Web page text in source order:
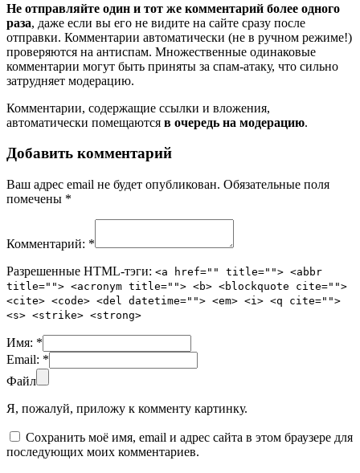
Не отправляйте один и тот же комментарий более одного
раза, даже если вы его не видите на сайте сразу после
отправки. Комментарии автоматически (не в ручном режиме!)
проверяются на антиспам. Множественные одинаковые
комментарии могут быть приняты за спам-атаку, что сильно
затрудняет модерацию.
Комментарии, содержащие ссылки и вложения,
автоматически помещаются в очередь на модерацию.
Добавить комментарий
Ваш адрес email не будет опубликован. Обязательные поля
помечены *
Комментарий: *
Разрешенные HTML-тэги: <a href="" title=""> <abbr
title=""> <acronym title=""> <b> <blockquote cite="">
<cite> <code> <del datetime=""> <em> <i> <q cite="">
<s> <strike> <strong>
Имя: *
Email: *
Файл
Я, пожалуй, приложу к комменту картинку.
Сохранить моё имя, email и адрес сайта в этом браузере для
последующих моих комментариев.